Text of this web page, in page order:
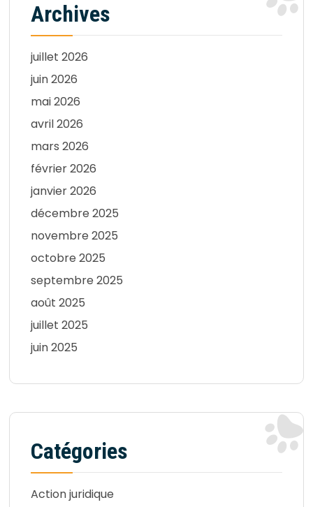
Archives
juillet 2026
juin 2026
mai 2026
avril 2026
mars 2026
février 2026
janvier 2026
décembre 2025
novembre 2025
octobre 2025
septembre 2025
août 2025
juillet 2025
juin 2025
Catégories
Action juridique